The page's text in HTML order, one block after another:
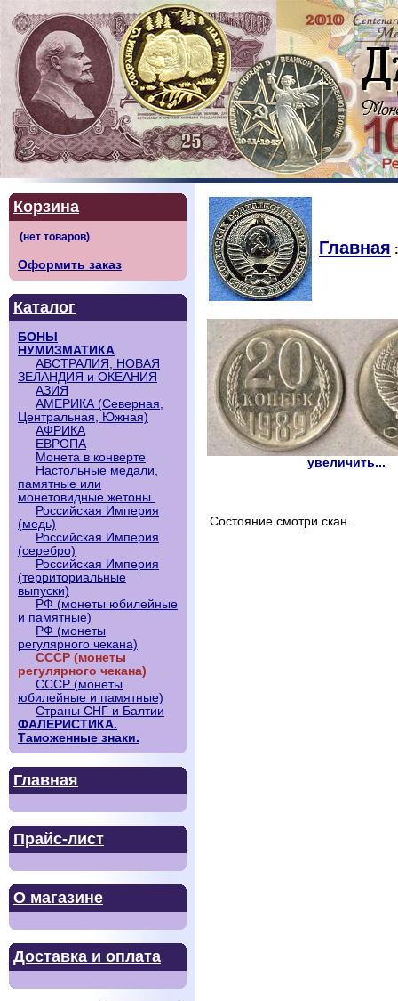
Корзина
Оформить заказ
Каталог
БОНЫ
НУМИЗМАТИКА
АВСТРАЛИЯ, НОВАЯ
ЗЕЛАНДИЯ и ОКЕАНИЯ
АЗИЯ
АМЕРИКА (Северная,
Центральная, Южная)
АФРИКА
ЕВРОПА
Монета в конверте
Настольные медали,
памятные или
монетовидные жетоны.
Российская Империя
(медь)
Российская Империя
(серебро)
Российская Империя
(территориальные
выпуски)
РФ (монеты юбилейные
и памятные)
РФ (монеты
регулярного чекана)
СССР (монеты
регулярного чекана)
СССР (монеты
юбилейные и памятные)
Страны СНГ и Балтии
ФАЛЕРИСТИКА.
Таможенные знаки.
Главная
Прайс-лист
О магазине
Доставка и оплата
Главная
увеличить...
Состояние смотри скан.